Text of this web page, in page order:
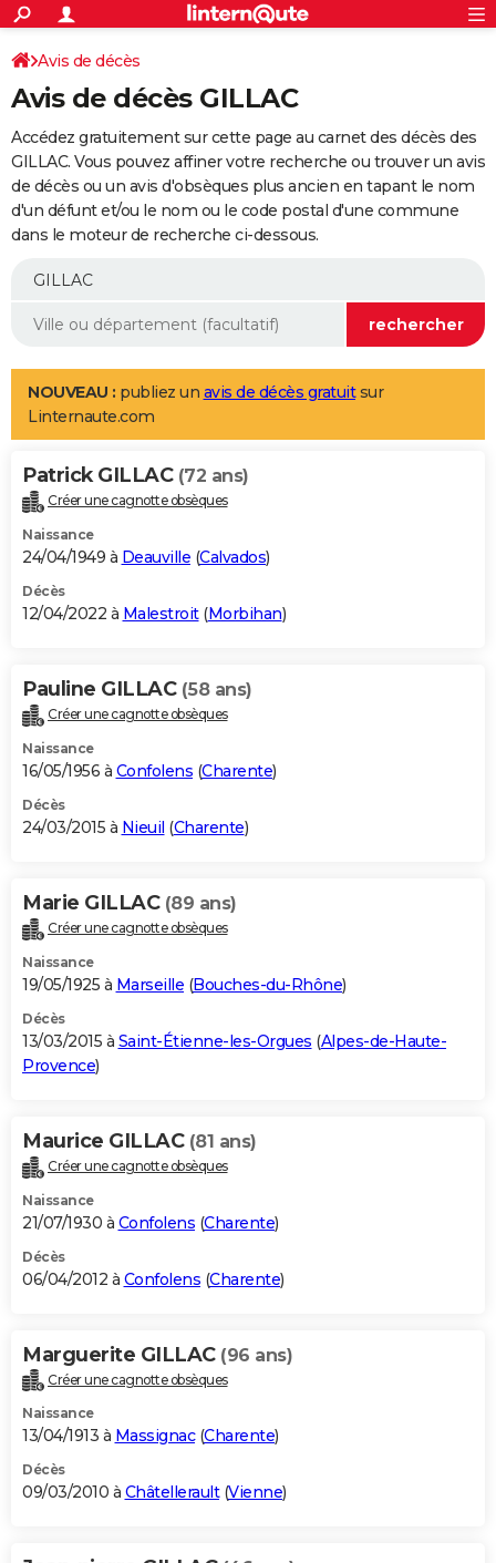
ACTUALITÉS
Politique
Société
Faits Divers
Education
Monde
Villes
+
SPORT
Coupe du monde 2026
Football
Tennis
Cyclisme
Rugby
Forum
Programme TV
TNT
Streaming
Cinéma
Sorties cinéma
Musique
+
FINANCE
Retraite
Impôts
Epargne
Immobilier
Risques naturels par ville
Banque
Assurance
Crédit
AUTO
Essais
Réserver un essai
Citadines
Berlines
SUV
Forum auto
+
Mobiles
Meilleur smartphone
Internet
Ordinateurs
Jeux vidéo
Guide high-tech
Aménagement intérieur
LIFESTYLE
Art de vivre
Bien-être
Loisirs
Mode
Modes de vie
Alimentation
Guide de la santé
Maladies
Médicaments
Sommeil
VOYAGE
Destinations
City break
Voyage nature
Voyage de noces
Forum
Climat
+PHOTO
GUIDES D'ACHAT
BONS PLANS
Carte de Noël
Carte Bonne année
Carte Saint-Valentin
Carte Pâques
Carte d'anniversaire
DICTIONNAIRE
Dictionnaire
Biographies
Citations
Expressions
Proverbes
PROGRAMME TV
S'inscrire
Se connecter
Lycées
Collèges
Primaires
Universités
Entreprises
Service militaire
Avis de recherche
AVIS DE DÉCÈS
Bricolage
Lifestyle
Culture
Sport
Auto
Television
Voyage
Cinema
Avis de décès
Avis de décès GILLAC
Accédez gratuitement sur cette page au carnet des décès des
GILLAC. Vous pouvez affiner votre recherche ou trouver un avis
de décès ou un avis d'obsèques plus ancien en tapant le nom
d'un défunt et/ou le nom ou le code postal d'une commune
dans le moteur de recherche ci-dessous.
NOUVEAU : publiez un avis de décès gratuitsur
Linternaute.com
Patrick GILLAC (72 ans)
Créer une cagnotte obsèques
Naissance
24/04/1949 à Deauville (Calvados)
Décès
12/04/2022 à Malestroit(Morbihan)
Pauline GILLAC (58 ans)
Créer une cagnotte obsèques
Naissance
16/05/1956 à Confolens (Charente)
Décès
24/03/2015 à Nieuil (Charente)
Marie GILLAC (89 ans)
Créer une cagnotte obsèques
Naissance
19/05/1925 à Marseille (Bouches-du-Rhône)
Décès
13/03/2015 à Saint-Étienne-les-Orgues (Alpes-de-Haute-
Provence)
Maurice GILLAC (81 ans)
Créer une cagnotte obsèques
Naissance
21/07/1930 à Confolens (Charente)
Décès
06/04/2012 à Confolens (Charente)
Marguerite GILLAC (96 ans)
Créer une cagnotte obsèques
Naissance
13/04/1913 à Massignac(Charente)
Décès
09/03/2010 à Châtellerault(Vienne)